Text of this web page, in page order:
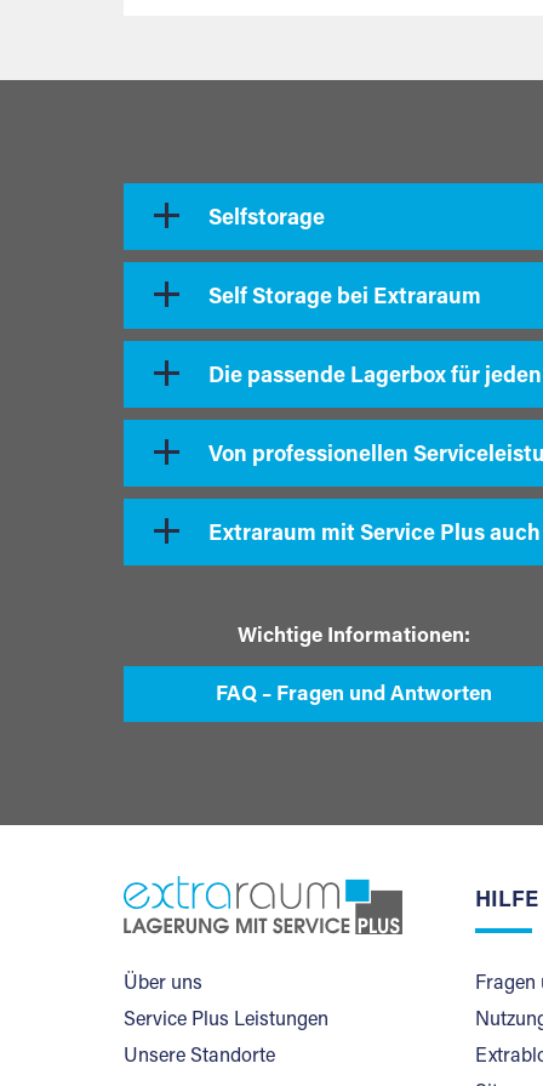
Selfstorage
Self Storage bei Extraraum
Die passende Lagerbox für
Von professionellen
Extraraum mit Service Plus
Wichtige Informationen:
FAQ – Fragen und Antworten
Über uns
Service Plus Leistungen
Unsere Standorte
HILFE